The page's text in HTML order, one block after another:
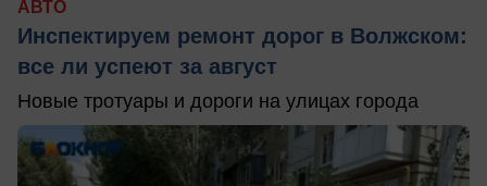
АВТО
Инспектируем ремонт дорог в Волжском:
все ли успеют за август
Новые тротуары и дороги на улицах города